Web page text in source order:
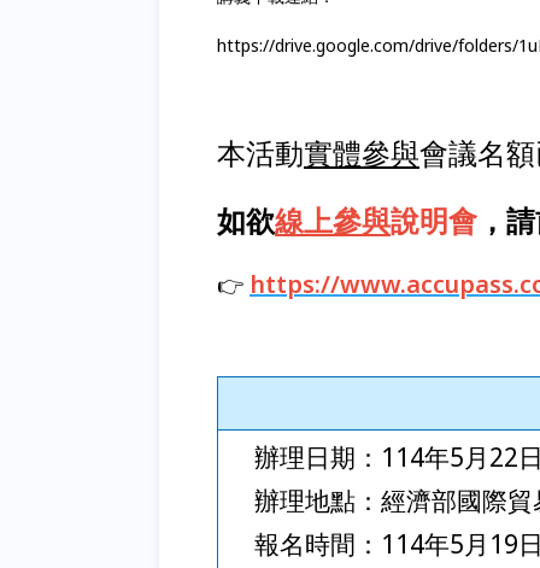
https://drive.google.com/drive/folders/
本活動實體參與會議名
如欲線上參與說明會，
👉 https://
辦理日期：114年5月22
辦理地點：經濟部國際
報名時間：114年5月19